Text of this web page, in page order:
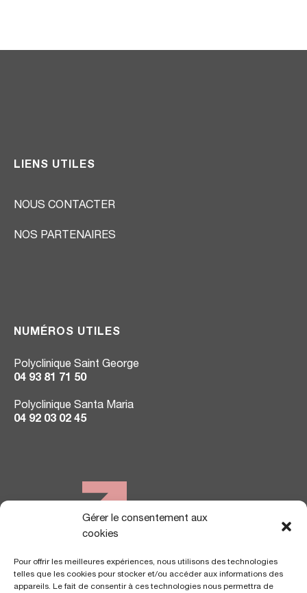
Gérer le consentement aux
cookies
Pour offrir les meilleures expériences, nous utilisons des technologies
telles que les cookies pour stocker et/ou accéder aux informations des
appareils. Le fait de consentir à ces technologies nous permettra de
LIENS UTILES
NOUS CONTACTER
NOS PARTENAIRES
NUMÉROS UTILES
Polyclinique Saint George
04 93 81 71 50
Polyclinique Santa Maria
04 92 03 02 45